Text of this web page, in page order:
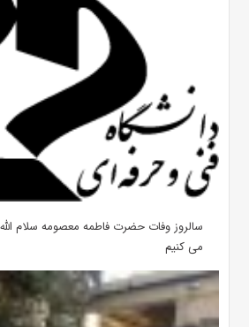
سالروز وفات حضرت فاطمه معصومه سلام
می کنیم